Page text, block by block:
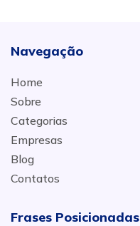
Navegação
Home
Sobre
Categorias
Empresas
Blog
Contatos
Frases Posicionadas